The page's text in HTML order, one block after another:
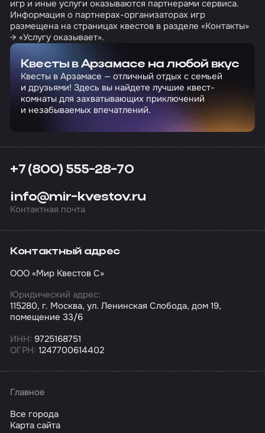
игр и иные услуги оказываются партнерами сервиса.
Информация о партнерах-организаторах игр
размещена на страницах квестов в разделе «Контакты»
→ «Услугу оказывает».
Квесты в Арзамасе на любой вкус
Квесты в Арзамасе — отличный отдых с семьей
и друзьями! Здесь вы найдете лучшие квест-
комнаты для захватывающих приключений
и незабываемых впечатлений.
+7 (800) 555-28-70
info@mir-kvestov.ru
Контактная почта
Контактный адрес
ООО «Мир Квестов С»
Юридический адрес:
115280, г. Москва, ул. Ленинская Слобода, дом 19,
помещение 33/6
ИНН: 9725168751
ОГРН: 1247700614402
Главное
Все города
Карта сайта